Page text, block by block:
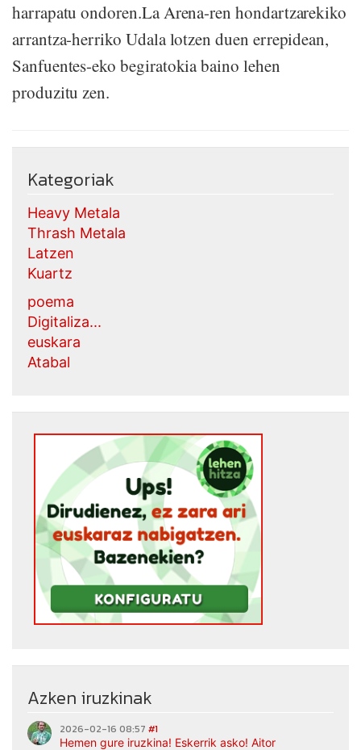
harrapatu ondoren.La Arena-ren hondartzarekiko
arrantza-herriko Udala lotzen duen errepidean,
Sanfuentes-eko begiratokia baino lehen
produzitu zen.
Kategoriak
Heavy Metala
Thrash Metala
Latzen
Kuartz
poema
Digitaliza...
euskara
Atabal
Azken iruzkinak
2026-02-16 08:57 #1
Hemen gure iruzkina! Eskerrik asko! Aitor